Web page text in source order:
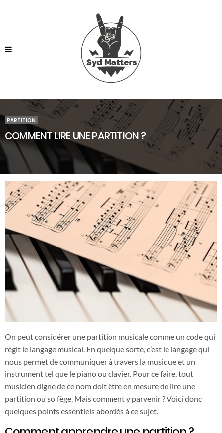
PARTITION
COMMENT LIRE UNE PARTITION ?
On peut considérer une partition musicale comme un code qui
régit le langage musical. En quelque sorte, c’est le langage qui
nous permet de communiquer à travers la musique et un
instrument tel que le piano ou clavier. Pour ce faire, tout
musicien digne de ce nom doit être en mesure de lire une
partition ou solfège. Mais comment y parvenir ? Voici donc
quelques points essentiels abordés à ce sujet.